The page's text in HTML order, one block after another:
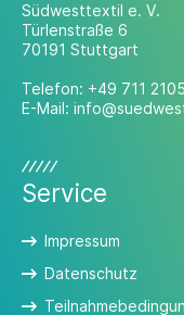
Südwesttextil e. V.
Türlenstraße 6
70191 Stuttgart
Telefon: +49 711
E-Mail:
Service
Impressum
Datenschutz